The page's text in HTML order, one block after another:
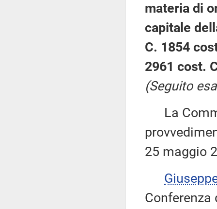
materia di
capitale
C. 1854
2961 cost.
(Seguito
La
25 maggio